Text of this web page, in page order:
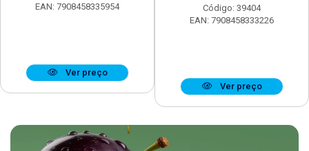
EAN: 7908458335954
Ver preço
Código: 39404
EAN: 7908458333226
Ver preço